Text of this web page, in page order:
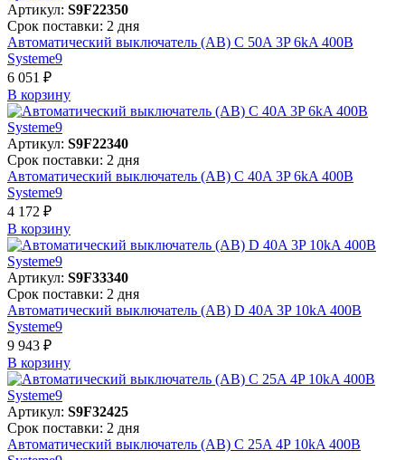
Артикул: S9F22350
Срок поставки: 2 дня
Автоматический выключатель (АВ) C 50A 3P 6kA 400В
Systeme9
6 051 ₽
В корзинy
Артикул: S9F22340
Срок поставки: 2 дня
Автоматический выключатель (АВ) C 40A 3P 6kA 400В
Systeme9
4 172 ₽
В корзинy
Артикул: S9F33340
Срок поставки: 2 дня
Автоматический выключатель (АВ) D 40A 3P 10kA 400В
Systeme9
9 943 ₽
В корзинy
Артикул: S9F32425
Срок поставки: 2 дня
Автоматический выключатель (АВ) C 25A 4P 10kA 400В